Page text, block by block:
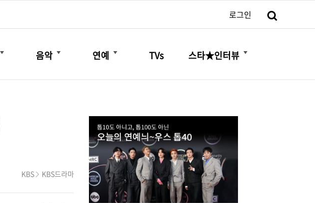
로그인
음악
더보기
연예
더보기
TVs 스타★인터뷰
더보기
KBS KBS드라마